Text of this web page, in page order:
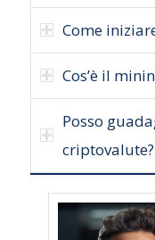
Come
Cos’è il
Posso
criptovalute?